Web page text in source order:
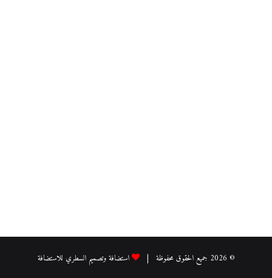
© 2026 جميع الحقوق محفوظة | استضافة وتصميم السطري للاستضافة